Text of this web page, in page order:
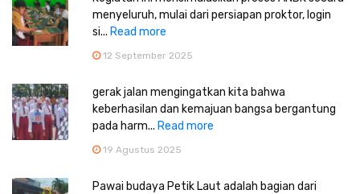
menyeluruh, mulai dari persiapan proktor, login
si... Read more
12 September 2025
gerak jalan mengingatkan kita bahwa
keberhasilan dan kemajuan bangsa bergantung
pada harm... Read more
19 Agustus 2025
Pawai budaya Petik Laut adalah bagian dari